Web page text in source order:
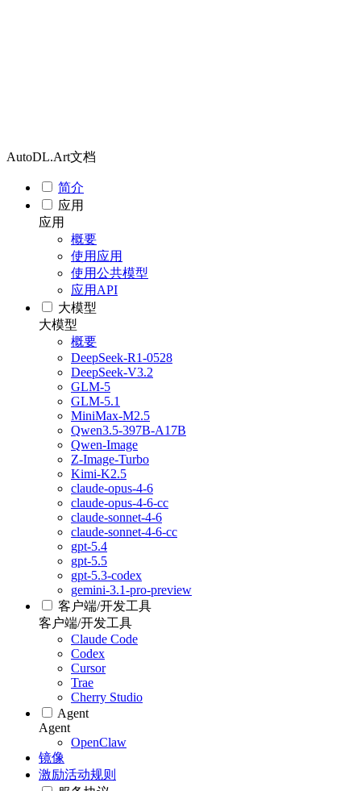
AutoDL.Art文档
简介
应用
应用
概要
使用应用
使用公共模型
应用API
大模型
大模型
概要
DeepSeek-R1-0528
DeepSeek-V3.2
GLM-5
GLM-5.1
MiniMax-M2.5
Qwen3.5-397B-A17B
Qwen-Image
Z-Image-Turbo
Kimi-K2.5
claude-opus-4-6
claude-opus-4-6-cc
claude-sonnet-4-6
claude-sonnet-4-6-cc
gpt-5.4
gpt-5.5
gpt-5.3-codex
gemini-3.1-pro-preview
客户端/开发工具
客户端/开发工具
Claude Code
Codex
Cursor
Trae
Cherry Studio
Agent
Agent
OpenClaw
镜像
激励活动规则